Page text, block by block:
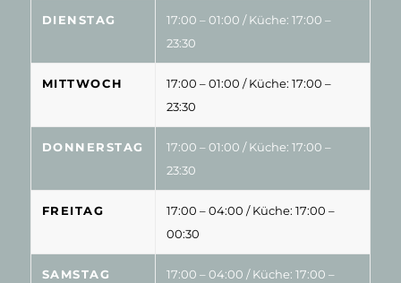
DIENSTAG 17:00 – 01:00 / Küche: 17:00 –
23:30
MITTWOCH 17:00 – 01:00 / Küche: 17:00 –
23:30
DONNERSTAG 17:00 – 01:00 / Küche: 17:00 –
23:30
FREITAG 17:00 – 04:00 / Küche: 17:00 –
00:30
SAMSTAG 17:00 – 04:00 / Küche: 17:00 –